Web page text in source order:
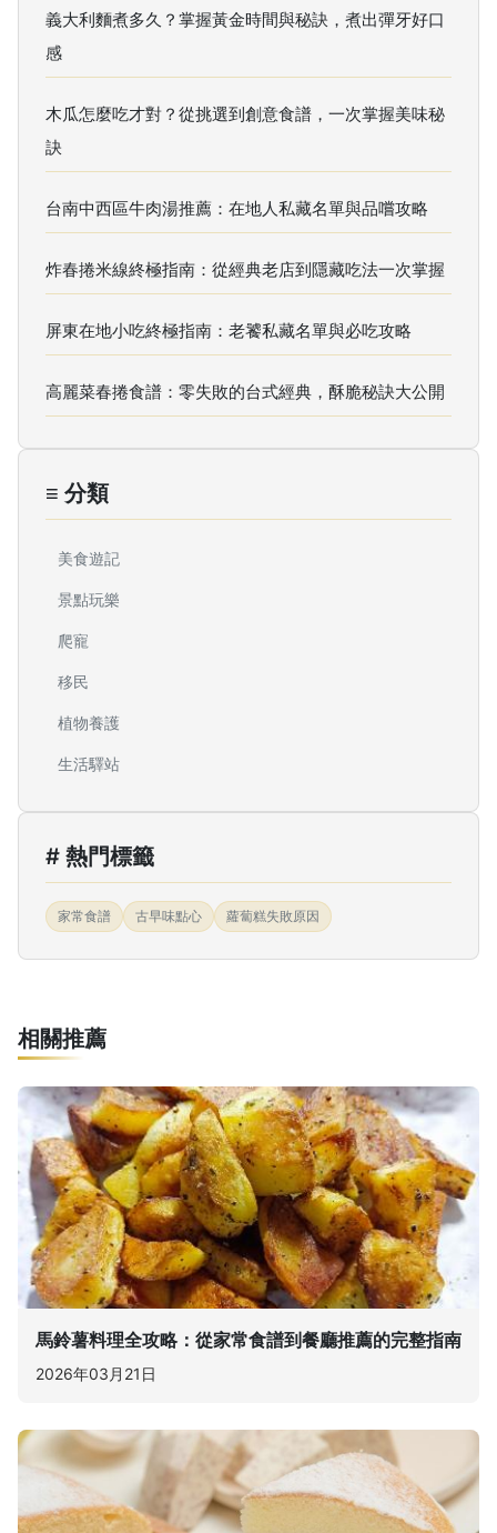
義大利麵煮多久？掌握黃金時間與秘訣，煮出彈牙好口
感
木瓜怎麼吃才對？從挑選到創意食譜，一次掌握美味秘
訣
台南中西區牛肉湯推薦：在地人私藏名單與品嚐攻略
炸春捲米線終極指南：從經典老店到隱藏吃法一次掌握
屏東在地小吃終極指南：老饕私藏名單與必吃攻略
高麗菜春捲食譜：零失敗的台式經典，酥脆秘訣大公開
≡ 分類
美食遊記
景點玩樂
爬寵
移民
植物養護
生活驛站
# 熱門標籤
家常食譜 古早味點心 蘿蔔糕失敗原因
相關推薦
馬鈴薯料理全攻略：從家常食譜到餐廳推薦的完整指南
2026年03月21日